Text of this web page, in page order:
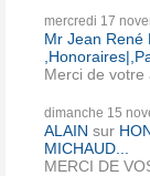
mercredi 17
Mr Jean René
Merci de votre
dimanche 15
ALAIN sur
MICHAUD...
MERCI DE